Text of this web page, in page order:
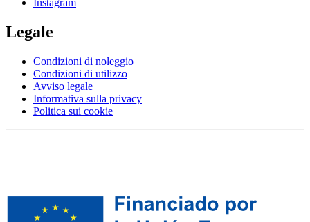
Instagram
Legale
Condizioni di noleggio
Condizioni di utilizzo
Avviso legale
Informativa sulla privacy
Politica sui cookie